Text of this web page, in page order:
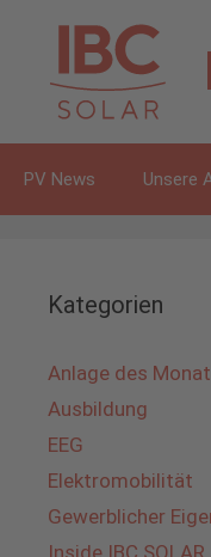
springen
PV News Unsere
Kategorien
Anlage des
Ausbildung
EEG
Elektromobilität
Gewerblicher
Inside IBC SOLAR